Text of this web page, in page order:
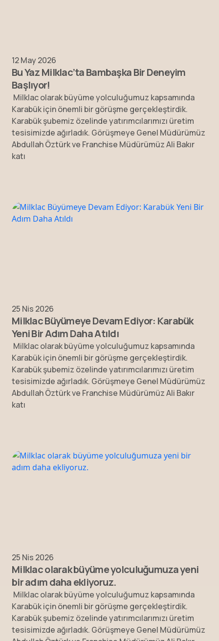
12 May 2026
Bu Yaz Milklac’ta Bambaşka Bir Deneyim
Başlıyor!
Milklac olarak büyüme yolculuğumuz kapsamında
Karabük için önemli bir görüşme gerçekleştirdik.
Karabük şubemiz özelinde yatırımcılarımızı üretim
tesisimizde ağırladık. Görüşmeye Genel Müdürümüz
Abdullah Öztürk ve Franchise Müdürümüz Ali Bakır
katı
25 Nis 2026
Milklac Büyümeye Devam Ediyor: Karabük
Yeni Bir Adım Daha Atıldı
Milklac olarak büyüme yolculuğumuz kapsamında
Karabük için önemli bir görüşme gerçekleştirdik.
Karabük şubemiz özelinde yatırımcılarımızı üretim
tesisimizde ağırladık. Görüşmeye Genel Müdürümüz
Abdullah Öztürk ve Franchise Müdürümüz Ali Bakır
katı
25 Nis 2026
Milklac olarak büyüme yolculuğumuza yeni
bir adım daha ekliyoruz.
Milklac olarak büyüme yolculuğumuz kapsamında
Karabük için önemli bir görüşme gerçekleştirdik.
Karabük şubemiz özelinde yatırımcılarımızı üretim
tesisimizde ağırladık. Görüşmeye Genel Müdürümüz